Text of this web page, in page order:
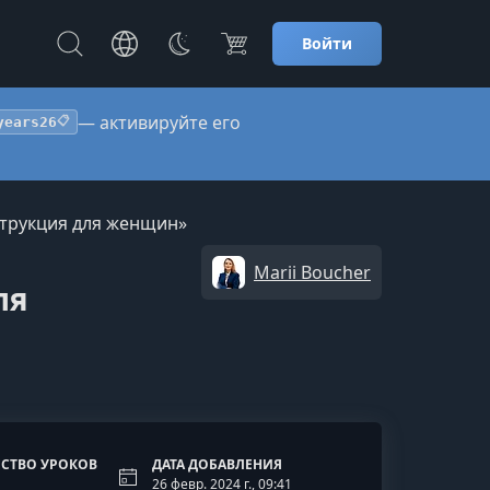
Войти
📋 — активируйте его
для женщин»
Marii Boucher
УРОКОВ
ДАТА ДОБАВЛЕНИЯ
26 февр. 2024 г., 09:41